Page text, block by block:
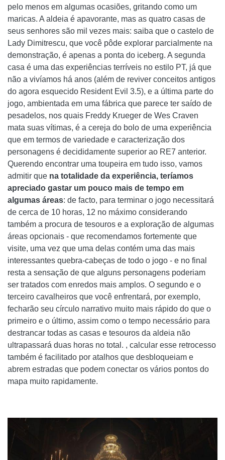
pelo menos em algumas ocasiões, gritando como um
maricas. A aldeia é apavorante, mas as quatro casas de
seus senhores são mil vezes mais: saiba que o castelo de
Lady Dimitrescu, que você pôde explorar parcialmente na
demonstração, é apenas a ponta do iceberg. A segunda
casa é uma das experiências terríveis no estilo PT, já que
não a vivíamos há anos (além de reviver conceitos antigos
do agora esquecido Resident Evil 3.5), e a última parte do
jogo, ambientada em uma fábrica que parece ter saído de
pesadelos, nos quais Freddy Krueger de Wes Craven
mata suas vítimas, é a cereja do bolo de uma experiência
que em termos de variedade e caracterização dos
personagens é decididamente superior ao RE7 anterior.
Querendo encontrar uma toupeira em tudo isso, vamos
admitir que na totalidade da experiência, teríamos
apreciado gastar um pouco mais de tempo em
algumas áreas: de facto, para terminar o jogo necessitará
de cerca de 10 horas, 12 no máximo considerando
também a procura de tesouros e a exploração de algumas
áreas opcionais - que recomendamos fortemente que
visite, uma vez que uma delas contém uma das mais
interessantes quebra-cabeças de todo o jogo - e no final
resta a sensação de que alguns personagens poderiam
ser tratados com enredos mais amplos. O segundo e o
terceiro cavalheiros que você enfrentará, por exemplo,
fecharão seu círculo narrativo muito mais rápido do que o
primeiro e o último, assim como o tempo necessário para
destrancar todas as casas e tesouros da aldeia não
ultrapassará duas horas no total. , calcular esse retrocesso
também é facilitado por atalhos que desbloqueiam e
abrem estradas que podem conectar os vários pontos do
mapa muito rapidamente.